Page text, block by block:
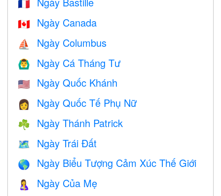
🇫🇷
🇨🇦 Ngày Canada
⛵️ Ngày Columbus
🙆‍♂️ Ngày Cá Tháng Tư
🇺🇸 Ngày Quốc Khánh
👩 Ngày Quốc Tế Phụ Nữ
☘️ Ngày Thánh Patrick
🗺️ Ngày Trái Đất
🌎 Ngày Biểu Tượng Cảm Xúc Thế Giới
🤱 Ngày Của Mẹ